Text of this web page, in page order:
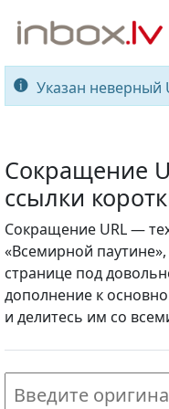
Указан неверный
Сокращение
ссылки
Сокращение URL —
«Всемирной
странице под
дополнение к
и делитесь им со